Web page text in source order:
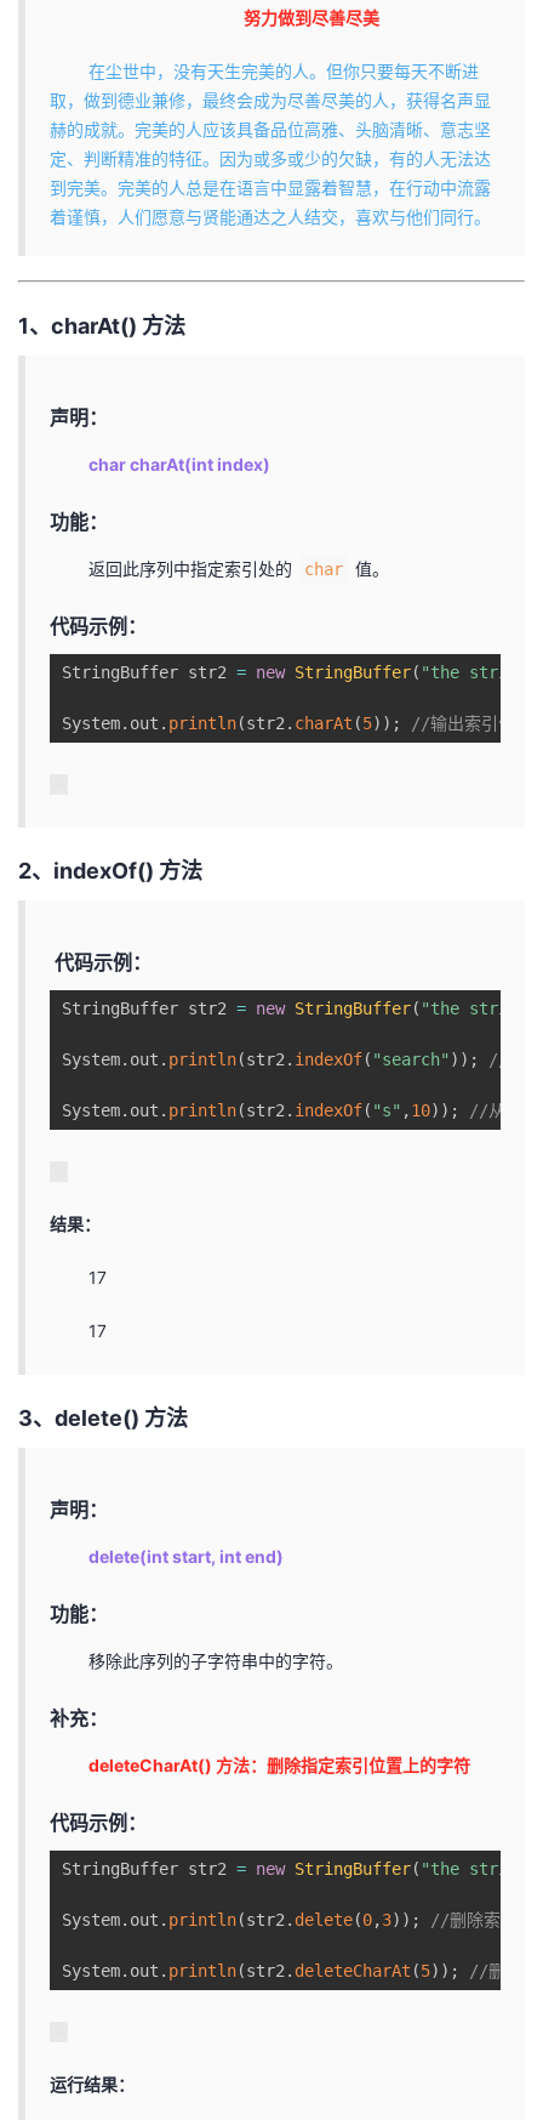
努力做到尽善尽美
在尘世中，没有天生完美的人。但你只要每天不断进
取，做到德业兼修，最终会成为尽善尽美的人，获得名声显
赫的成就。完美的人应该具备品位高雅、头脑清晰、意志坚
定、判断精准的特征。因为或多或少的欠缺，有的人无法达
到完美。完美的人总是在语言中显露着智慧，在行动中流露
着谨慎，人们愿意与贤能通达之人结交，喜欢与他们同行。
1、charAt() 方法
声明：
char charAt(int index)
功能：
返回此序列中指定索引处的 char 值。
代码示例：
StringBuffer str2 = new StringBuffer( "the
System. out . println(str2 . charAt (5) ) ; //输出索引位置
2、indexOf() 方法
代码示例：
StringBuffer str2 = new StringBuffer( "the
System. out . println(str2 . indexOf( "search" ) ) ; //输出
System. out . println(str2 . indexOf( "s" ,10) ) ; //从索引
结果：
17
17
3、delete() 方法
声明：
delete(int start, int end)
功能：
移除此序列的子字符串中的字符。
补充：
deleteCharAt() 方法：删除指定索引位置上的字符
代码示例：
StringBuffer str2 = new StringBuffer( "the
System. out . println(str2 . delete(0,3) ) ; //删除索引0
System. out . println(str2 . deleteCharAt (5) ) ; //删除索
运行结果：